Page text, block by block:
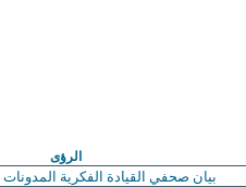
الرؤى
بيان صحفي القيادة الفكرية المدونات